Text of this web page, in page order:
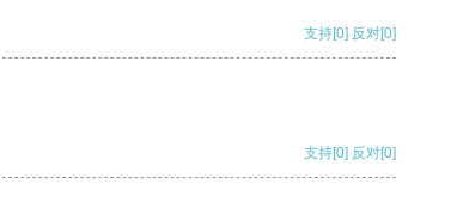
支持[0] 反对[0]
支持[0] 反对[0]